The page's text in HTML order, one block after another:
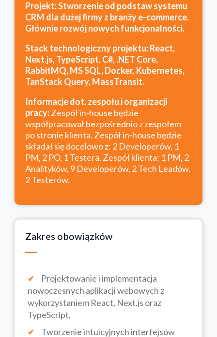
Projekt: Stworzenie od podstaw systemu
CRM dla dużej firmy z branży e-commerce.
Głównie rozwój nowych funkcjonalności.
Stack technologiczny projektu: React,
Next.js, TypeScript, C#, .NET Core,
RabbitMQ, MS SQL, Docker, Kubernetes,
TanStack Query, MassTransit.
Informacje dot. zespołu i organizacji
pracy:Zespół in-house będzie
współpracował bezpośrednio z zespołem
po stronie klienta. Zespół in-house będzie
składał się docelowo z: 2 Developerów, 1
PM, 2 PO, 1 Testera. Zespół klienta: 1 PM, 2
Analityków, 9 Developerów, 2 Tech Leadów,
2 Testerów.
Zakres obowiązków
Projektowanie i implementacja
nowoczesnych aplikacji webowych z
wykorzystaniem React, Next.js oraz
TypeScript,
Tworzenie intuicyjnych interfejsów